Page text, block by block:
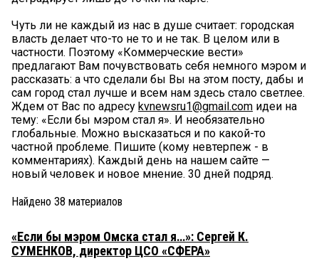
Чуть ли не каждый из нас в душе считает: городская
власть делает что-то не то и не так. В целом или в
частности. Поэтому «Коммерческие вести»
предлагают Вам почувствовать себя немного мэром и
рассказать: а что сделали бы Вы на этом посту, дабы и
сам город стал лучше и всем нам здесь стало светлее.
Ждем от Вас по адресу kvnewsru1@gmail.com идеи на
тему: «Если бы мэром стал я». И необязательно
глобальные. Можно высказаться и по какой-то
частной проблеме. Пишите (кому невтерпеж - в
комментариях). Каждый день на нашем сайте —
новый человек и новое мнение. 30 дней подряд.
Найдено 38 материалов
«Если бы мэром Омска стал я…»: Сергей К.
СУМЕНКОВ, директор ЦСО «СФЕРА»